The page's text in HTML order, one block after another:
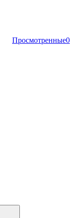
Просмотренные0